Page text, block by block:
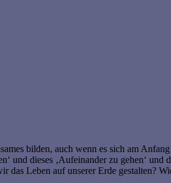
bilden, auch wenn es sich am
und dieses ‚Aufeinander zu gehen‘ und
das Leben auf unserer Erde gestalten?